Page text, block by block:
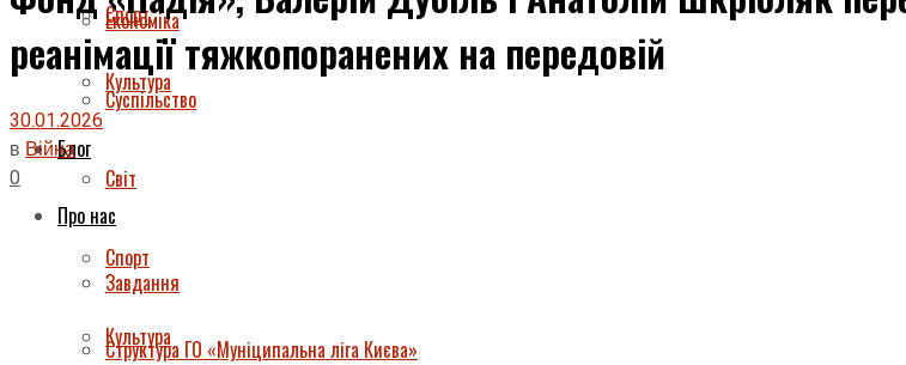
Спорт
Культура
Блог
Про нас
Завдання
Структура ГО «Муніципальна ліга Києва»
Економіка
Суспільство
Світ
Спорт
Культура
реанімації тяжкопоранених на передовій
30.01.2026
в Війна
0